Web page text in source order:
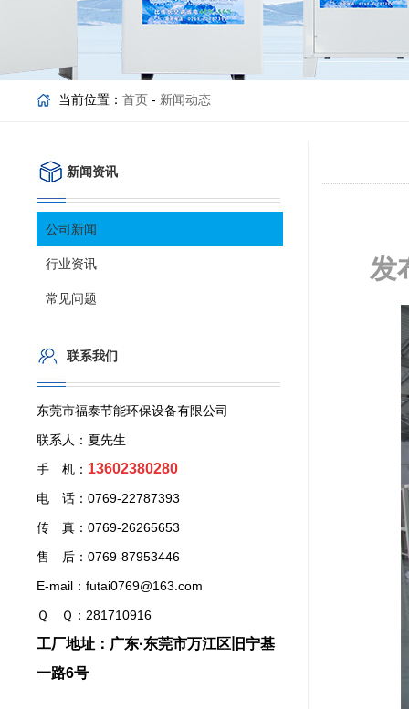
当前位置： 首页 - 新闻动态
发
新闻资讯
公司新闻
行业资讯
常见问题
联系我们
东莞市福泰节能环保设备有限公司
联系人：夏先生
手 机： 13602380280
电 话：0769-22787393
传 真：0769-26265653
售 后：0769-87953446
E-mail：futai0769@163.com
Ｑ Ｑ：281710916
工厂地址：广东·东莞市万江区旧宁基
一路6号